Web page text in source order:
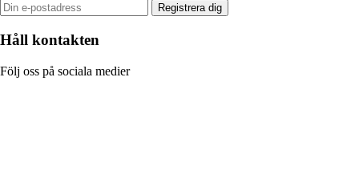
Registrera dig
Håll kontakten
Följ oss på sociala medier